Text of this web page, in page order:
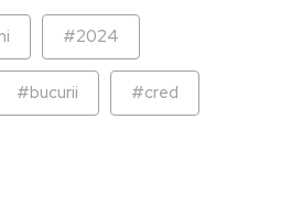
#2024
#bucurii #cred